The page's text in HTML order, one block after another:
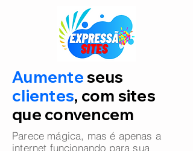
Aumenteseus
clientes, com sites
que convencem
Parece mágica, mas é apenas a
internet funcionando para sua